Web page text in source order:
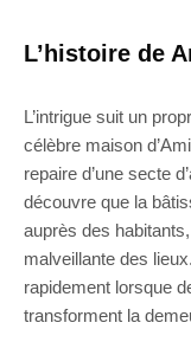
L’histoire de
L’intrigue suit un
célèbre maison
repaire d’une secte
découvre que la
auprès des
malveillante des
rapidement lorsque
transforment la